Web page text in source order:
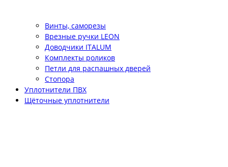
Винты, саморезы
Врезные ручки LEON
Доводчики ITALUM
Комплекты роликов
Петли для распашных дверей
Стопора
Уплотнители ПВХ
Щёточные уплотнители